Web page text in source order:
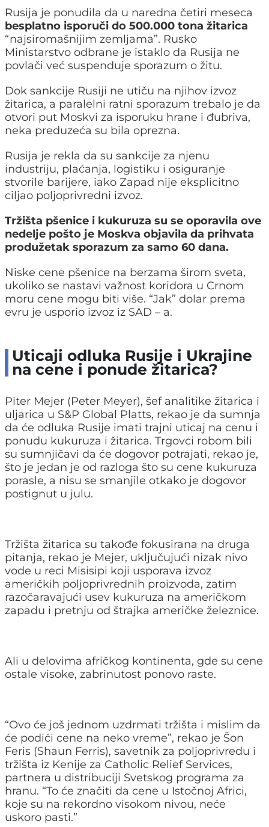
Rusija je ponudila da u naredna četiri meseca
besplatno isporuči do 500.000 tona žitarica
“najsiromašnijim zemljama”. Rusko
Ministarstvo odbrane je istaklo da Rusija ne
povlači već suspenduje sporazum o žitu.
Dok sankcije Rusiji ne utiču na njihov izvoz
žitarica, a paralelni ratni sporazum trebalo je da
otvori put Moskvi za isporuku hrane i đubriva,
neka preduzeća su bila oprezna.
Rusija je rekla da su sankcije za njenu
industriju, plaćanja, logistiku i osiguranje
stvorile barijere, iako Zapad nije eksplicitno
ciljao poljoprivredni izvoz.
Tržišta pšenice i kukuruza su se oporavila ove
nedelje pošto je Moskva objavila da prihvata
produžetak sporazum za samo 60 dana.
Niske cene pšenice na berzama širom sveta,
ukoliko se nastavi važnost koridora u Crnom
moru cene mogu biti više. “Jak” dolar prema
evru je usporio izvoz iz SAD – a.
Uticaji odluka Rusije i Ukrajine
na cene i ponude žitarica?
Piter Mejer (Peter Meyer), šef analitike žitarica i
uljarica u S&P Global Platts, rekao je da sumnja
da će odluka Rusije imati trajni uticaj na cenu i
ponudu kukuruza i žitarica. Trgovci robom bili
su sumnjičavi da će dogovor potrajati, rekao je,
što je jedan je od razloga što su cene kukuruza
porasle, a nisu se smanjile otkako je dogovor
postignut u julu.
Tržišta žitarica su takođe fokusirana na druga
pitanja, rekao je Mejer, uključujući nizak nivo
vode u reci Misisipi koji usporava izvoz
američkih poljoprivrednih proizvoda, zatim
razočaravajući usev kukuruza na američkom
zapadu i pretnju od štrajka američke železnice.
Ali u delovima afričkog kontinenta, gde su cene
ostale visoke, zabrinutost ponovo raste.
“Ovo će još jednom uzdrmati tržišta i mislim da
će podići cene na neko vreme”, rekao je Šon
Feris (Shaun Ferris), savetnik za poljoprivredu i
tržišta iz Kenije za Catholic Relief Services,
partnera u distribuciji Svetskog programa za
hranu. “To će značiti da cene u Istočnoj Africi,
koje su na rekordno visokom nivou, neće
uskoro pasti.”